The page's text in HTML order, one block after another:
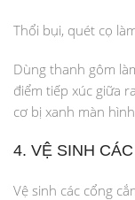
Thổi bụi, quét cọ
Dùng thanh gôm
điểm tiếp xúc giữa
cơ bị xanh màn
4. VỆ SINH
Vệ sinh các cổng